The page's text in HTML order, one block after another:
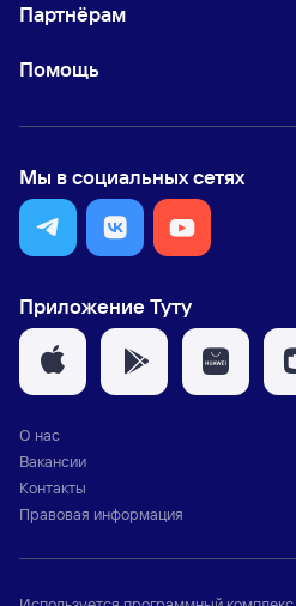
Партнёрам
Помощь
Мы в социальных сетях
Приложение Туту
О нас
Вакансии
Контакты
Правовая информация